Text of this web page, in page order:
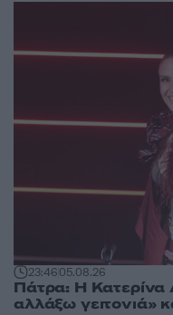
23:4605.08.26
Πάτρα: Η Κατερίνα
αλλάξω γειτονιά»